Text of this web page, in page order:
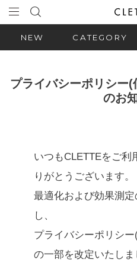
NEW CATEGORY
プライバシーポリシー
のお
いつもCLETTEをご利
りがとうございます
最適化および効果測
し、
プライバシーポリシ
の一部を改定いたしま